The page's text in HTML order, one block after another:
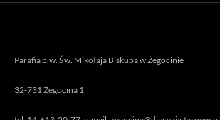
Parafia p.w. Św. Mikołaja Biskupa w Żegocinie
32-731 Żegocina 1